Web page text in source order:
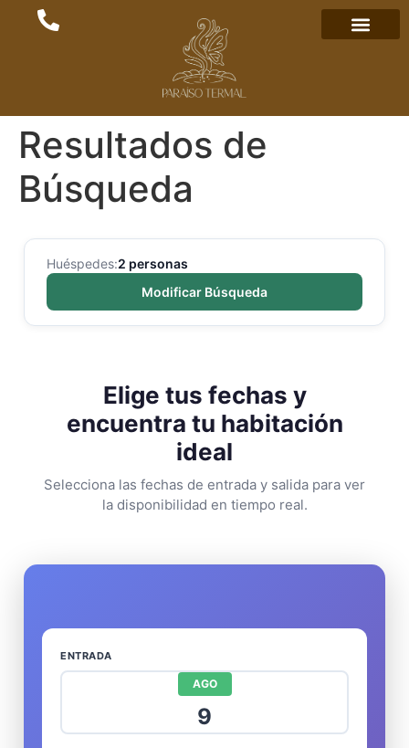
Resultados de
Búsqueda
Huéspedes:2 personas
Modificar Búsqueda
Elige tus fechas y
encuentra tu habitación
ideal
Selecciona las fechas de entrada y salida para ver
la disponibilidad en tiempo real.
ENTRADA
AGO
9